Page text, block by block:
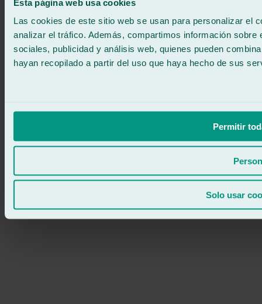
Esta página web usa cookies
Las cookies de este sitio web se usan para personalizar el
analizar el tráfico. Además, compartimos información
sociales, publicidad y análisis web, quienes pueden
hayan recopilado a partir del uso que haya hecho de sus
Permitir
Solo usar
900 333 733